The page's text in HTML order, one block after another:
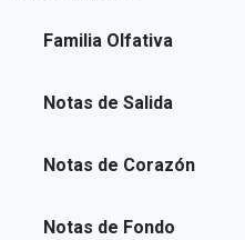
Familia Olfativa
Notas de Salida
Notas de Corazón
Notas de Fondo